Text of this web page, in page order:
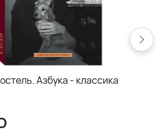
Азбука - классика